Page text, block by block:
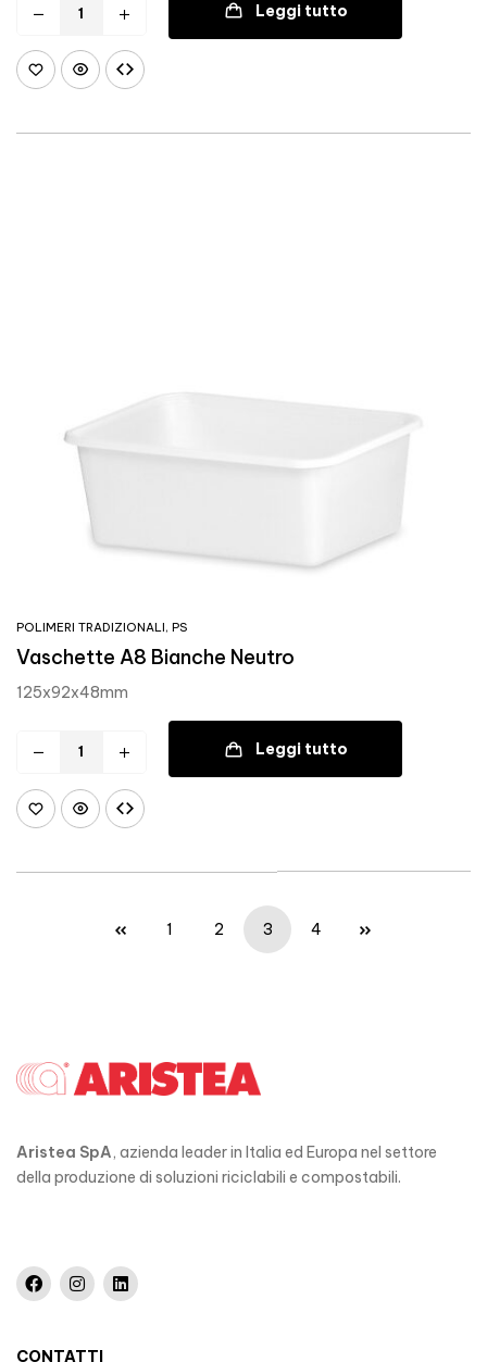
Leggi tutto
POLIMERI TRADIZIONALI, PS
Vaschette A8 Bianche Neutro
125x92x48mm
Leggi tutto
1 2 3 4
Aristea SpA, azienda leader in Italia ed Europa nel settore
della produzione di soluzioni riciclabili e compostabili.
CONTATTI